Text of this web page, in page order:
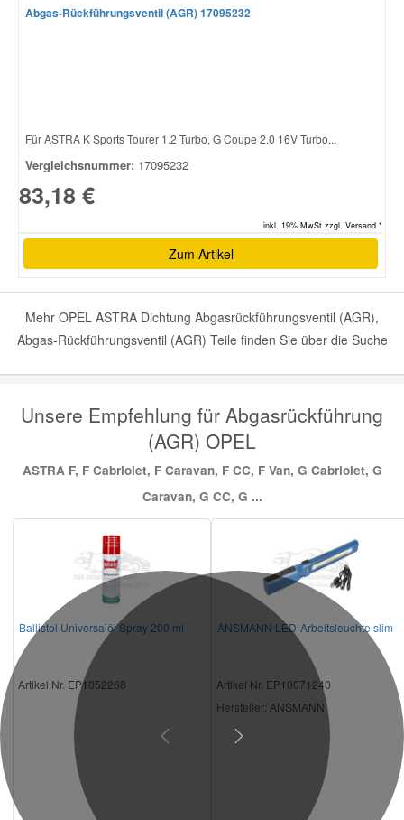
Abgas-Rückführungsventil (AGR) 17095232
Für ASTRA K Sports Tourer 1.2 Turbo, G Coupe 2.0 16V Turbo...
Vergleichsnummer: 17095232
83,18 €
inkl. 19% MwSt.zzgl. Versand *
Zum Artikel
Mehr OPEL ASTRA Dichtung Abgasrückführungsventil (AGR),
Abgas-Rückführungsventil (AGR) Teile finden Sie über die Suche
Unsere Empfehlung für Abgasrückführung
(AGR) OPEL
ASTRA F, F Cabriolet, F Caravan, F CC, F Van, G Cabriolet, G
Caravan, G CC, G ...
Ballistol Universalöl Spray 200 ml
Artikel Nr. EP1052268
ANSMANN LED-Arbeitsleuchte slim
Artikel Nr. EP10071240
Hersteller: ANSMANN
Previous Next